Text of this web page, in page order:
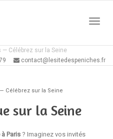
— Célébrez sur la Seine
contact@lesitedespeniches.fr
Célébrez sur la Seine
sur la Seine
Paris ? Imaginez vos invités